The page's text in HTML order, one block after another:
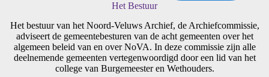
Het Bestuur
Het bestuur van het Noord-Veluws Archief, de Archiefcommissie,
adviseert de gemeentebesturen van de acht gemeenten over het
algemeen beleid van en over NoVA. In deze commissie zijn alle
deelnemende gemeenten vertegenwoordigd door een lid van het
college van Burgemeester en Wethouders.